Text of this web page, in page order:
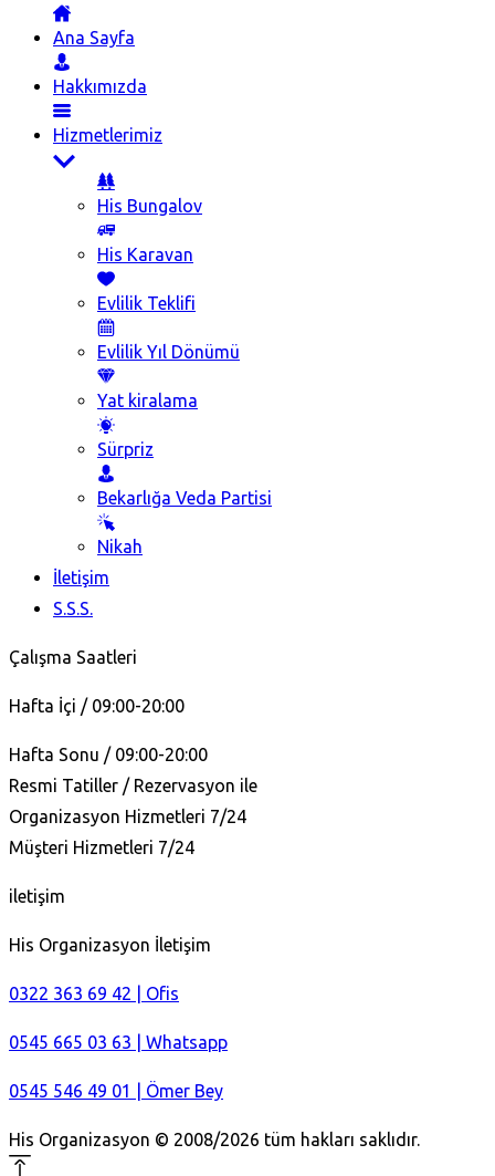
Ana Sayfa
Hakkımızda
Hizmetlerimiz
His Bungalov
His Karavan
Evlilik Teklifi
Evlilik Yıl Dönümü
Yat kiralama
Sürpriz
Bekarlığa Veda Partisi
Nikah
İletişim
S.S.S.
Çalışma Saatleri
Hafta İçi / 09:00-20:00
Hafta Sonu / 09:00-20:00
Resmi Tatiller / Rezervasyon ile
Organizasyon Hizmetleri 7/24
Müşteri Hizmetleri 7/24
iletişim
His Organizasyon İletişim
0322 363 69 42 | Ofis
0545 665 03 63 | Whatsapp
0545 546 49 01 | Ömer Bey
His Organizasyon © 2008/2026 tüm hakları saklıdır.